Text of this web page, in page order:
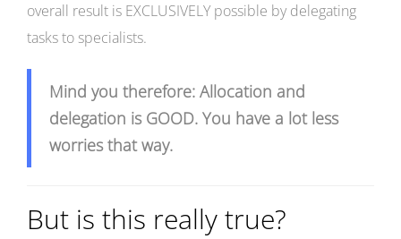
overall result is EXCLUSIVELY possible by delegating
tasks to specialists.
Mind you therefore: Allocation and
delegation is GOOD. You have a lot less
worries that way.
But is this really true?